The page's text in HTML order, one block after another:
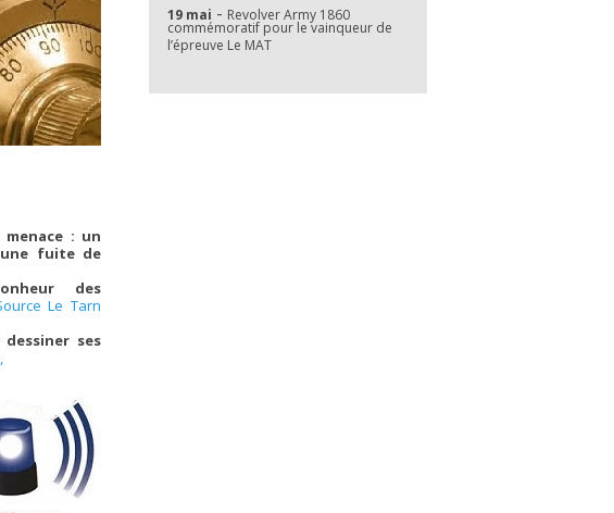
: un
fuite de
des
Le Tarn
ses
19 mai - Revolver Army 1860
commémoratif pour le vainqueur de
l’épreuve Le MAT